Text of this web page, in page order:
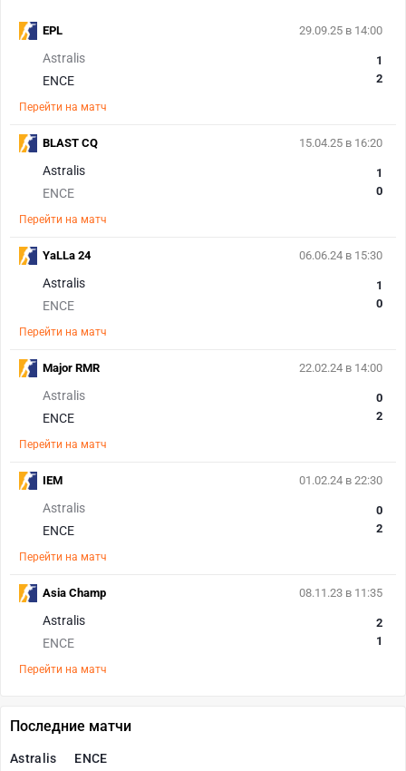
29.09.25 в 14:00
Astralis
ENCE
1
2
Перейти на матч
EPL
15.04.25 в 16:20
Astralis
ENCE
1
0
Перейти на матч
BLAST CQ
06.06.24 в 15:30
Astralis
ENCE
1
0
Перейти на матч
YaLLa 24
22.02.24 в 14:00
Astralis
ENCE
0
2
Перейти на матч
Major RMR
01.02.24 в 22:30
Astralis
ENCE
0
2
Перейти на матч
IEM
08.11.23 в 11:35
Astralis
ENCE
2
1
Перейти на матч
Asia Champ
Последние матчи
Astralis ENCE